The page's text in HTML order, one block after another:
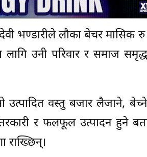
भण्डारीले लौका बेचर मासिक
उनी परिवार र समाज
उत्पादित वस्तु बजार लैजाने,
तरकारी र फलफूल उत्पादन हुने
राख्छिन्।